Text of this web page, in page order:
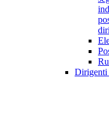
Dirigenti